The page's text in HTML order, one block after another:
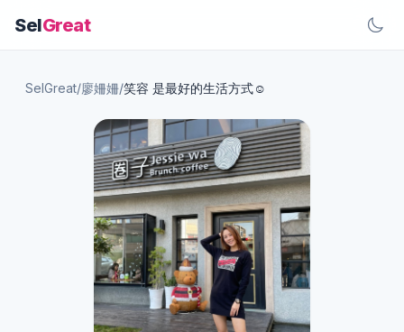
SelGreat
SelGreat/廖姍姍/笑容 是最好的生活方式☺️